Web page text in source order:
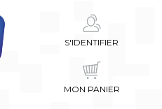
S'IDENTIFIER
MON PANIER